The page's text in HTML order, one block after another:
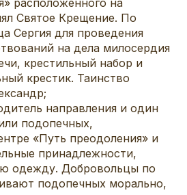
Святое Крещение. По
Сергия для проведения
на дела милосердия
крестильный набор и
крестик. Таинство
направления и один
подопечных,
«Путь преодоления» и
принадлежности,
одежду. Добровольцы по
подопечных морально,